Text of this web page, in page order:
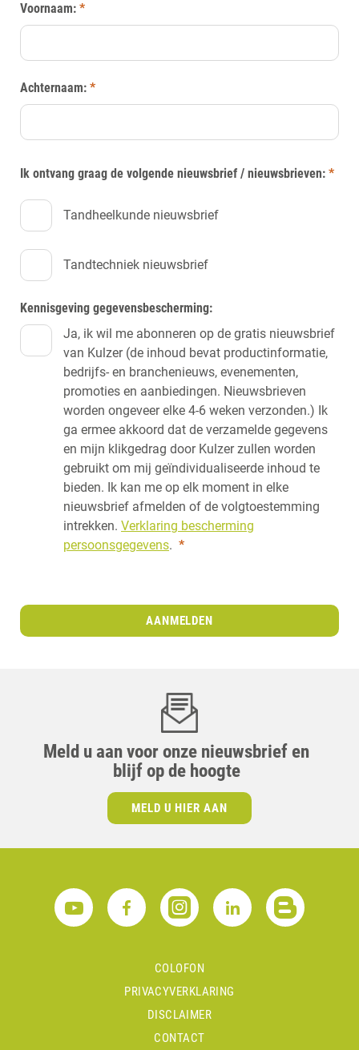
Voornaam: *
Achternaam: *
Ik ontvang graag de volgende nieuwsbrief / nieuwsbrieven: *
Tandheelkunde nieuwsbrief
Tandtechniek nieuwsbrief
Kennisgeving gegevensbescherming:
Ja, ik wil me abonneren op de gratis nieuwsbrief
van Kulzer (de inhoud bevat productinformatie,
bedrijfs- en branchenieuws, evenementen,
promoties en aanbiedingen. Nieuwsbrieven
worden ongeveer elke 4-6 weken verzonden.) Ik
ga ermee akkoord dat de verzamelde gegevens
en mijn klikgedrag door Kulzer zullen worden
gebruikt om mij geïndividualiseerde inhoud te
bieden. Ik kan me op elk moment in elke
nieuwsbrief afmelden of de volgtoestemming
intrekken. Verklaring bescherming
persoonsgegevens. *
AANMELDEN
Meld u aan voor onze nieuwsbrief en
blijf op de hoogte
MELD U HIER AAN
COLOFON
PRIVACYVERKLARING
DISCLAIMER
CONTACT